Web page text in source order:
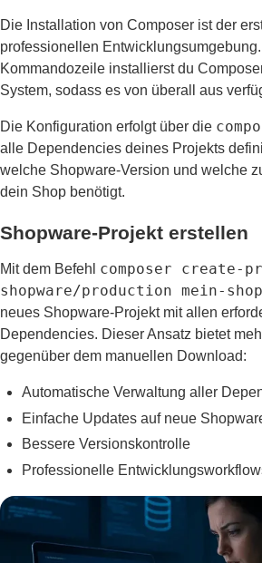
Die Installation von Composer ist der
professionellen
Kommandozeile installierst du
System, sodass es von überall aus
Die Konfiguration erfolgt über die
alle Dependencies deines Projekts
welche Shopware-Version und welche
dein Shop benötigt.
Shopware-Projekt erstellen
Mit dem Befehl composer create-
shopware/production mein-
neues Shopware-Projekt mit allen
Dependencies. Dieser Ansatz bietet
gegenüber dem manuellen Download:
Automatische Verwaltung aller
Einfache Updates auf neue
Bessere Versionskontrolle
Professionelle